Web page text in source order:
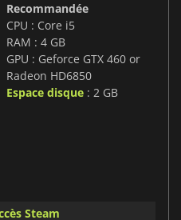
Recommandée
CPU : Core i5
RAM : 4 GB
GPU : Geforce GTX 460 or
Radeon HD6850
Espace disque : 2 GB
Steam